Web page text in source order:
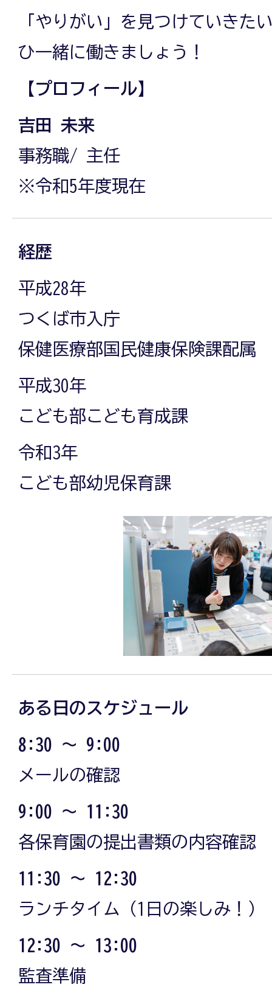
「やりがい」を見つけていきた
ひ一緒に働きましょう！
【プロフィール】
吉田 未来
事務職/ 主任
※令和5年度現在
経歴
平成28年
つくば市入庁
保健医療部国民健康保険課配属
平成30年
こども部こども育成課
令和3年
こども部幼児保育課
ある日のスケジュール
8:30 ～ 9:00
メールの確認
9:00 ～ 11:30
各保育園の提出書類の内容確認
11:30 ～ 12:30
ランチタイム（1日の楽しみ！）
12:30 ～ 13:00
監査準備